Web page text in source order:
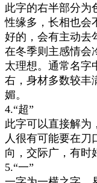
此字的右半部分为
性缘多，长相也会
好的，会有主动去
在冬季则主感情会
太理想。通常名字
右，身材多数较丰
媚。
4.“超”
此字可以直接解为
人很有可能要在
向，交际广，有时
5.“一”